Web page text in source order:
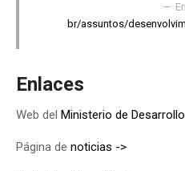
br/assuntos/
Enlaces
Web del Ministerio de
Página de noticias ->